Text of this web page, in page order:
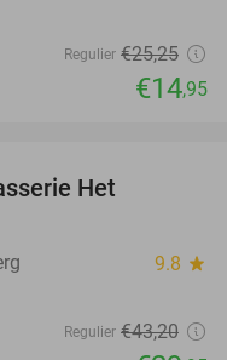
Regulier €25,25
€14,95
Het
9.8 star
Regulier €43,20